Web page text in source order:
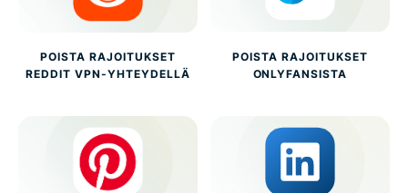
POISTA RAJOITUKSET
REDDIT VPN-YHTEYDELLÄ
POISTA RAJOITUKSET
ONLYFANSISTA